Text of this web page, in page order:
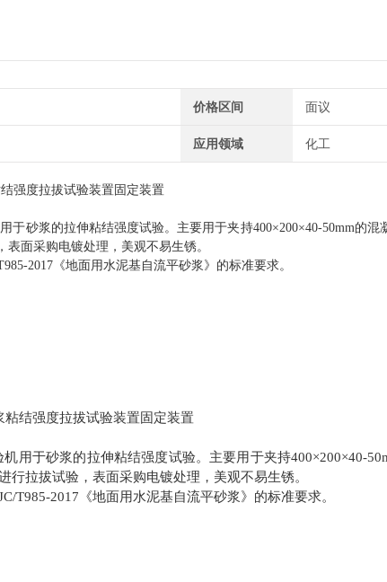
价格区间 面议
应用领域 化工
强度拉拔试验装置固定装置
于砂浆的拉伸粘结强度试验。主要用于夹持400×200×40-50mm的
面采购电镀处理，美观不易生锈。
2017《地面用水泥基自流平砂浆》的标准要求。
粘结强度拉拔试验装置固定装置
用于砂浆的拉伸粘结强度试验。主要用于夹持400×200×40-
行拉拔试验，表面采购电镀处理，美观不易生锈。
T985-2017《地面用水泥基自流平砂浆》的标准要求。